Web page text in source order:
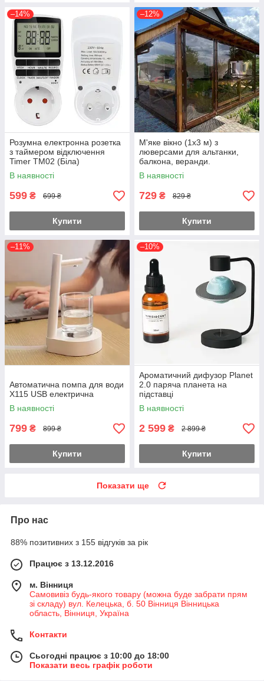
–14%
Розумна електронна розетка
з таймером відключення
Timer TM02 (Біла)
В наявності
599 ₴ 699 ₴
Купити
–12%
М'яке вікно (1х3 м) з
люверсами для альтанки,
балкона, веранди.
В наявності
729 ₴ 829 ₴
Купити
–11%
Автоматична помпа для води
X115 USB електрична
В наявності
799 ₴ 899 ₴
Купити
–10%
Ароматичний дифузор Planet
2.0 паряча планета на
підставці
В наявності
2 599 ₴ 2 899 ₴
Купити
Показати ще
Про нас
88% позитивних з 155 відгуків за рік
Працює з 13.12.2016
м. Вінниця
Самовивіз будь-якого товару (можна буде забрати прям
зі складу) вул. Келецька, б. 50 Вінниця Вінницька
область, Вінниця, Україна
Контакти
Сьогодні працює з 10:00 до 18:00
Показати весь графік роботи